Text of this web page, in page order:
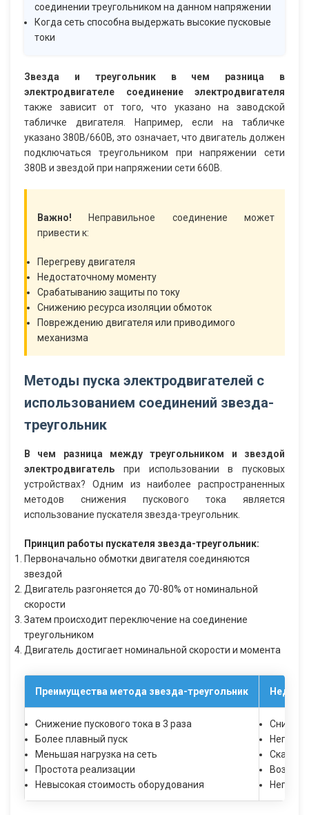
соединении треугольником на данном напряжении
Когда сеть способна выдержать высокие пусковые
токи
Звезда и треугольник в чем разница в
электродвигателе соединение электродвигателя
также зависит от того, что указано на заводской
табличке двигателя. Например, если на табличке
указано 380В/660В, это означает, что двигатель должен
подключаться треугольником при напряжении сети
380В и звездой при напряжении сети 660В.
Важно! Неправильное соединение может
привести к:
Перегреву двигателя
Недостаточному моменту
Срабатыванию защиты по току
Снижению ресурса изоляции обмоток
Повреждению двигателя или приводимого
механизма
Методы пуска электродвигателей с
использованием соединений звезда-
треугольник
В чем разница между треугольником и звездой
электродвигатель при использовании в пусковых
устройствах? Одним из наиболее распространенных
методов снижения пускового тока является
использование пускателя звезда-треугольник.
Принцип работы пускателя звезда-треугольник:
Первоначально обмотки двигателя соединяются
звездой
Двигатель разгоняется до 70-80% от номинальной
скорости
Затем происходит переключение на соединение
треугольником
Двигатель достигает номинальной скорости и момента
Преимущества метода звезда-треугольник
Снижение пускового тока в 3 раза
Более плавный пуск
Меньшая нагрузка на сеть
Простота реализации
Невысокая стоимость оборудования
Скачок